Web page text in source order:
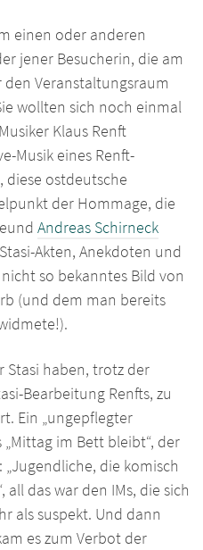
einen oder anderen
jener Besucherin, die am
den Veranstaltungsraum
wollten sich noch einmal
Klaus Renft
Musik eines Renft-
, diese ostdeutsche
der Hommage, die
Andreas Schirneck
Akten, Anekdoten und
so bekanntes Bild von
(und dem man bereits
Stasi haben, trotz der
Bearbeitung Renfts, zu
Ein „ungepflegter
„Mittag im Bett bleibt“, der
die komisch
all das war den IMs, die sich
als suspekt. Und dann
es zum Verbot der